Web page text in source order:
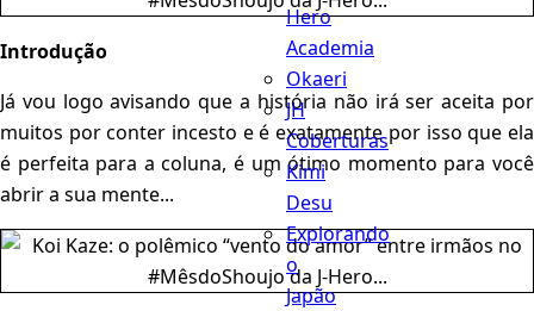
Hero
Academia
Okaeri
JH
Coberturas
Kimi
Desu
Explorando
o
Japão
Introdução
Já vou logo avisando que a história não irá ser aceita por
muitos por conter incesto e é exatamente por isso que ela
é perfeita para a coluna, é um ótimo momento para você
abrir a sua mente...